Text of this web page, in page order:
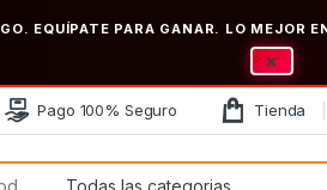
EQUÍPATE PARA GANAR. LO MEJOR
×
Pago 100% Seguro Tienda